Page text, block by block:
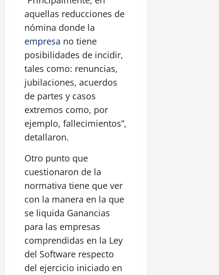
aquellas reducciones de
nómina donde la
empresa no tiene
posibilidades de incidir,
tales como: renuncias,
jubilaciones, acuerdos
de partes y casos
extremos como, por
ejemplo, fallecimientos”,
detallaron.
Otro punto que
cuestionaron de la
normativa tiene que ver
con la manera en la que
se liquida Ganancias
para las empresas
comprendidas en la Ley
del Software respecto
del ejercicio iniciado en